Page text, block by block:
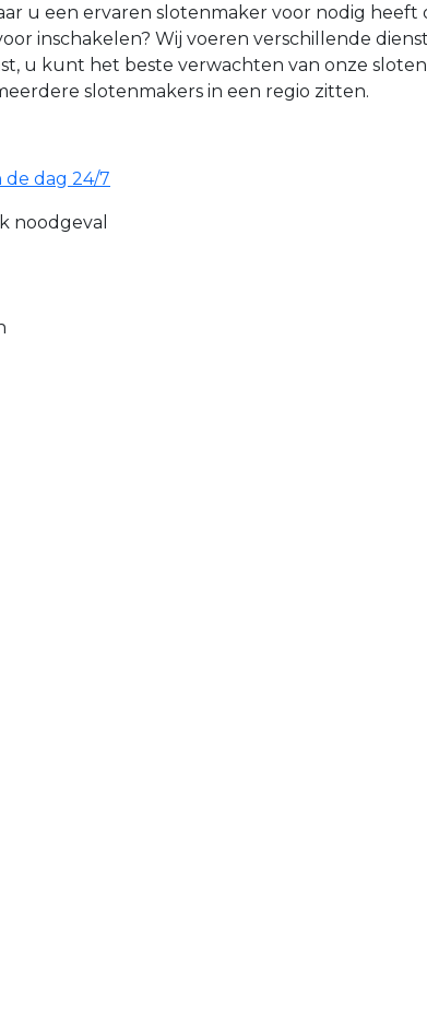
u een ervaren slotenmaker voor nodig
inschakelen? Wij voeren verschillende
u kunt het beste verwachten van onze
slotenmakers in een regio zitten.
de dag 24/7
noodgeval